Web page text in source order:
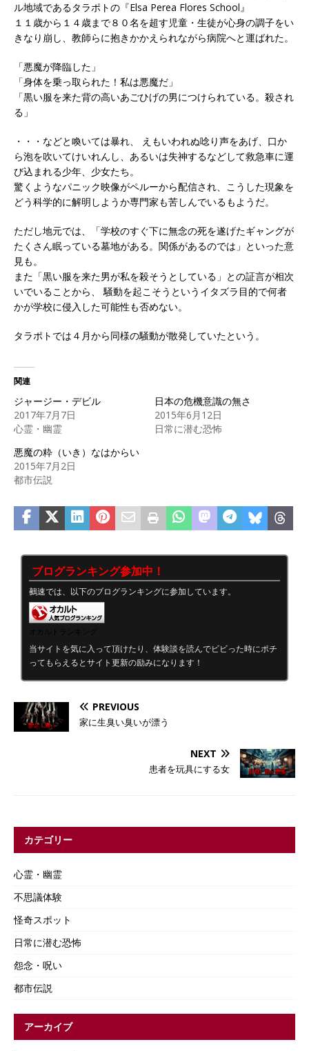
ル地域であるタラポトの『Elsa Perea Flores School』
１１歳から１４歳まで８０名を超す児童・生徒が心身の調子をい
きなり崩し、教師らに抱きかかえられながら病院へと運ばれた。
「悪魔が降臨した」
「身体を乗っ取られた！私は悪魔だ」
「黒い服を来た背の高いあごひげの男につけられている。殺され
る」
・・・などと喚いては暴れ、 えもいわれぬ唸り声をあげ、口か
ら泡を吹いてけいれんし、あるいは失神するなどして救急車に運
び込まれる少年、少女たち。
驚くようなパニック映像がペルーから配信され、こうした現象を
どう科学的に解明しようか専門家も苦しんでいるもようだ。
ただし地元では、「学校のすぐ下に無念の死を遂げたギャングが
たくさん眠っている墓地がある。関係があるのでは」といった意
見も。
また「黒い服を来た男が私を殺そうとしている」との証言が相次
いでいることから、 騒動を起こそうというイタズラ目的で何者
かが学校に侵入した可能性も否めない。
タラポトでは４月から同様の騒動が散発していたという。
関連
ジャージー・デビル
2017年7月7日
心霊・幽霊
日本の危機意識の無さ
2015年6月12日
日常に潜む恐怖
悪魔の粋（いき）なはからい
2015年7月2日
都市伝説
ブログランキング参加中！
鵺速では、以下のブログランキングに参加しています。
当サイトを気に入って頂けたり、体験談を読んでビビった時にポチ
ってもらえるとサイト更新の励みになります！
PREVIOUS
家に生臭い臭いが漂う
NEXT
患者を玩具にする女
カテゴリー
心霊・幽霊
不思議体験
怪奇スポット
日常に潜む恐怖
怨念・呪い
都市伝説
アーカイブ